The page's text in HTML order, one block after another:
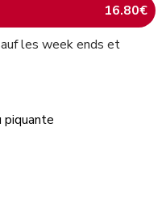
16.80€
les week ends et
piquante